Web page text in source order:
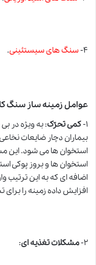
۴- سنگ های سیستئینی.
عوامل زمینه ساز سنگ
۱- کمی تحرّک: به ویژه در
بیماران دچار ضایعات
استخوان ها می شود. این
استخوان ها و بروز پوکی
اضافه ای که به این ترتیب
افزایش داده زمینه را
۲- مشکلات تغذیه ای: